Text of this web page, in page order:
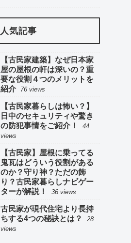
人気記事
【古民家建築】なぜ日本家
屋の屋根の軒は深いの？重
要な役割４つのメリットを
紹介
76 views
【古民家暮らしは怖い？】
日中のセキュリティや驚き
の防犯事情をご紹介！
44
views
【古民家】屋根に乗ってる
鬼瓦はどういう役割がある
のか？守り神？ただの飾
り？古民家暮らしナビゲー
ターが解説！
36 views
古民家が現代住宅より長持
ちする4つの秘訣とは？
28
views